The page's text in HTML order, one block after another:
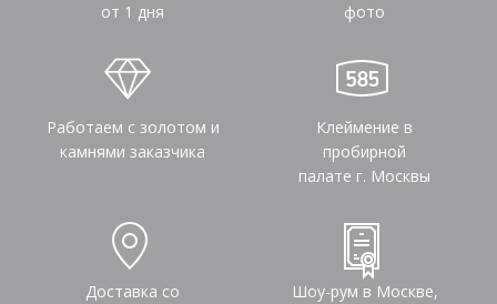
от 1 дня
фото
Работаем с золотом и
камнями заказчика
Клеймение в
пробирной
палате г. Москвы
Доставка со
Шоу-рум в Москве,